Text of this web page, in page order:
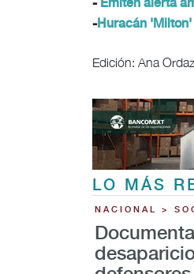
- Emiten alerta
-Huracán
Edición: Ana Ordaz
LO MÁS
NACIONAL >